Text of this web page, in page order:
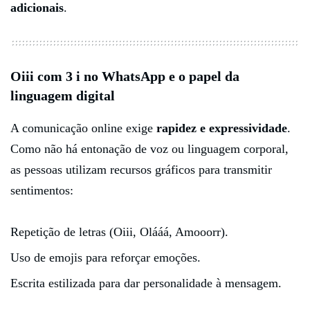
adicionais.
Oiii com 3 i no WhatsApp e o papel da
linguagem digital
A comunicação online exige rapidez e expressividade.
Como não há entonação de voz ou linguagem corporal,
as pessoas utilizam recursos gráficos para transmitir
sentimentos:
Repetição de letras (Oiii, Olááá, Amooorr).
Uso de emojis para reforçar emoções.
Escrita estilizada para dar personalidade à mensagem.